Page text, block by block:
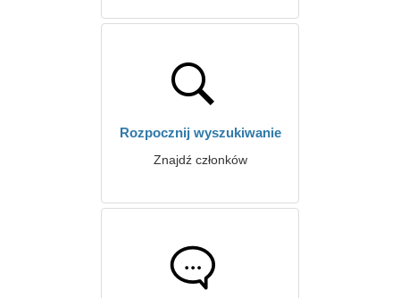
Rozpocznij wyszukiwanie
Znajdź członków